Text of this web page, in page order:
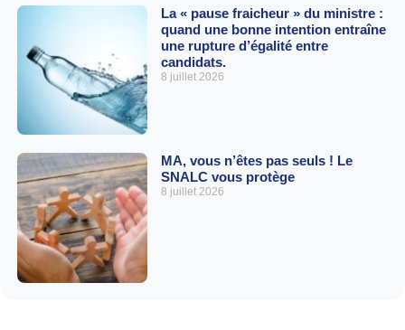
La « pause fraicheur » du ministre :
quand une bonne intention entraîne
une rupture d’égalité entre
candidats.
8 juillet 2026
MA, vous n’êtes pas seuls ! Le
SNALC vous protège
8 juillet 2026